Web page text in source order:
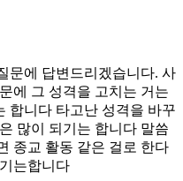
문에 답변드리겠습니다. 사
에 그 성격을 고치는 거는
합니다 타고난 성격을 바꾸
많이 되기는 합니다 말씀
종교 활동 같은 걸로 한다
는합니다